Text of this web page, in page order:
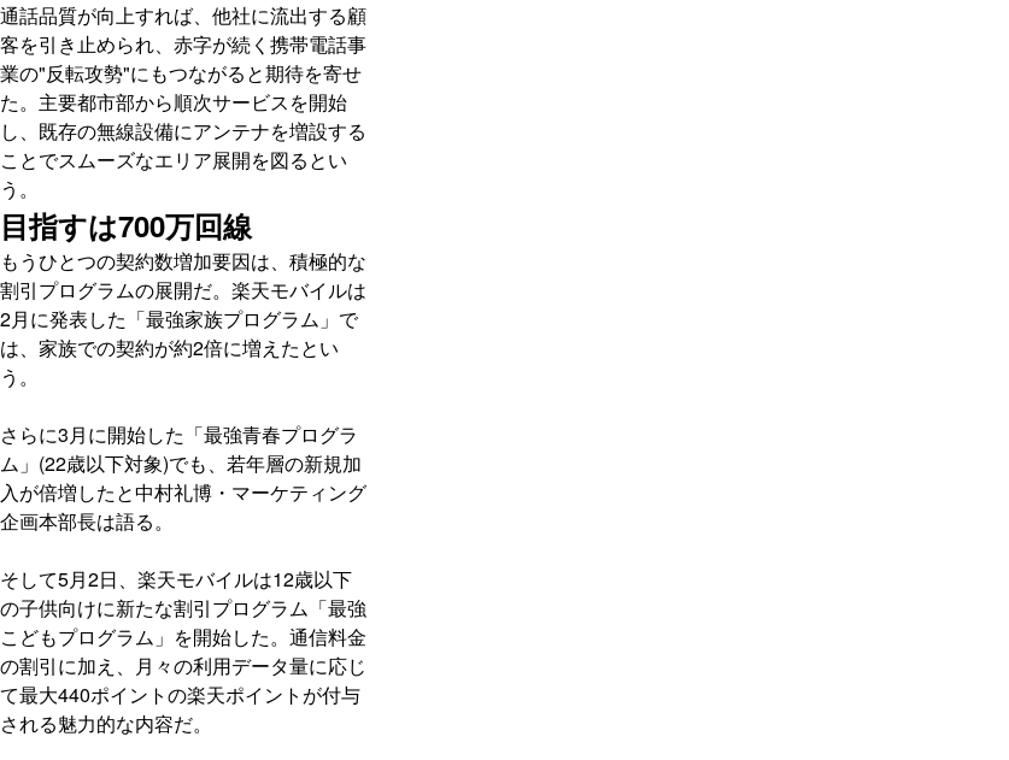
通話品質が向上すれば、他社に流出する顧
客を引き止められ、赤字が続く携帯電話事
業の"反転攻勢"にもつながると期待を寄せ
た。主要都市部から順次サービスを開始
し、既存の無線設備にアンテナを増設する
ことでスムーズなエリア展開を図るとい
う。
目指すは700万回線
もうひとつの契約数増加要因は、積極的な
割引プログラムの展開だ。楽天モバイルは
2月に発表した「最強家族プログラム」で
は、家族での契約が約2倍に増えたとい
う。
さらに3月に開始した「最強青春プログラ
ム」(22歳以下対象)でも、若年層の新規加
入が倍増したと中村礼博・マーケティング
企画本部長は語る。
そして5月2日、楽天モバイルは12歳以下
の子供向けに新たな割引プログラム「最強
こどもプログラム」を開始した。通信料金
の割引に加え、月々の利用データ量に応じ
て最大440ポイントの楽天ポイントが付与
される魅力的な内容だ。